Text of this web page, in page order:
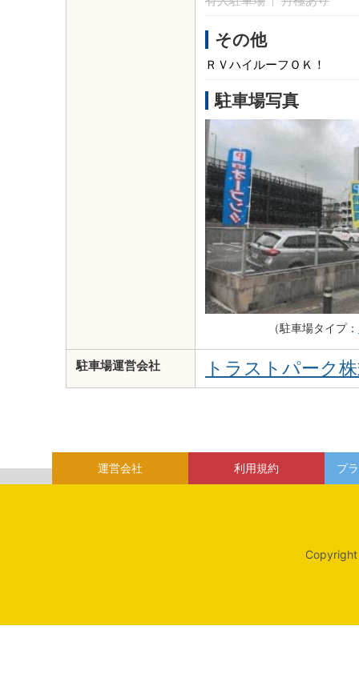
その他
ＲＶハイルーフＯＫ！
駐車場写真
（駐車場タイプ：
駐車場運営会社 トラストパーク
運営会社 利用規約 プ